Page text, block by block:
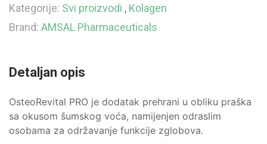
Kategorije: Svi proizvodi , Kolagen
Brand: AMSAL Pharmaceuticals
Detaljan opis
OsteoRevital PRO je dodatak prehrani u obliku praška
sa okusom šumskog voća, namijenjen odraslim
osobama za održavanje funkcije zglobova.